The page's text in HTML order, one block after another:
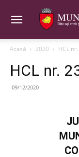
Acasă 2020 HCL
HCL nr.
09/12/2020